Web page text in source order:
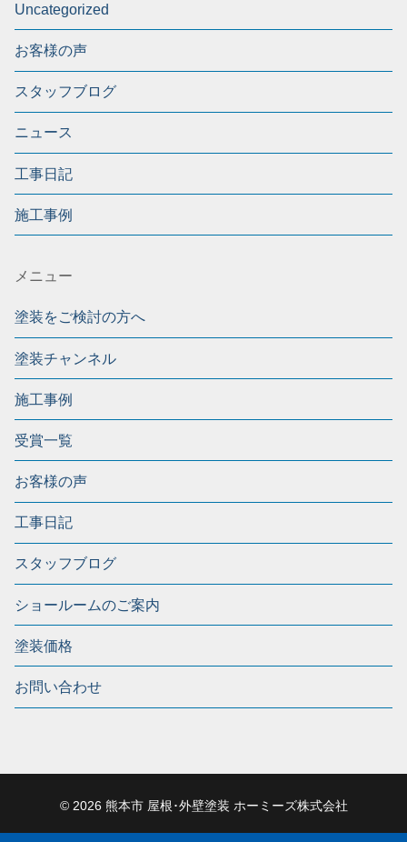
Uncategorized
お客様の声
スタッフブログ
ニュース
工事日記
施工事例
メニュー
塗装をご検討の方へ
塗装チャンネル
施工事例
受賞一覧
お客様の声
工事日記
スタッフブログ
ショールームのご案内
塗装価格
お問い合わせ
© 2026 熊本市 屋根･外壁塗装 ホーミーズ株式会社